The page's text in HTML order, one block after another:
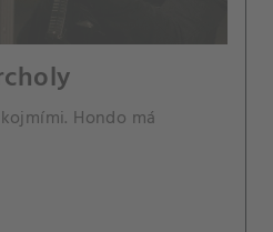
Hondo má